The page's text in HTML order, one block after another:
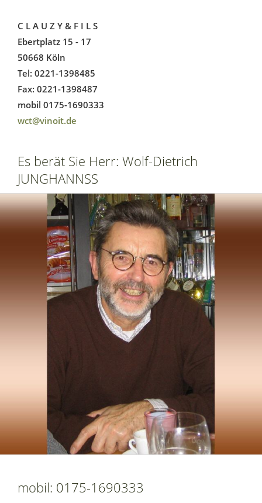
C L A U Z Y & F I L S
Ebertplatz 15 - 17
50668 Köln
Tel: 0221-1398485
Fax: 0221-1398487
mobil 0175-1690333
wct@vinoit.de
Es berät Sie Herr: Wolf-Dietrich
JUNGHANNSS
mobil: 0175-1690333